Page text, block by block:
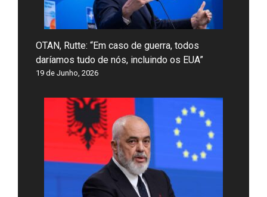
OTAN, Rutte: “Em caso de guerra, todos
daríamos tudo de nós, incluindo os EUA”
19 de Junho, 2026